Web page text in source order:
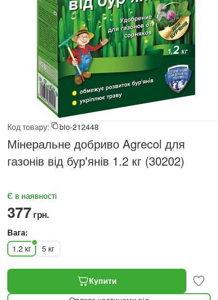
Код товару: bio-212448
Мінеральне добриво Agrecol для
газонів від бур'янів 1.2 кг (30202)
‍377‍грн.
Є в наявності
Вага:
1.2 кг
5 кг
Купити